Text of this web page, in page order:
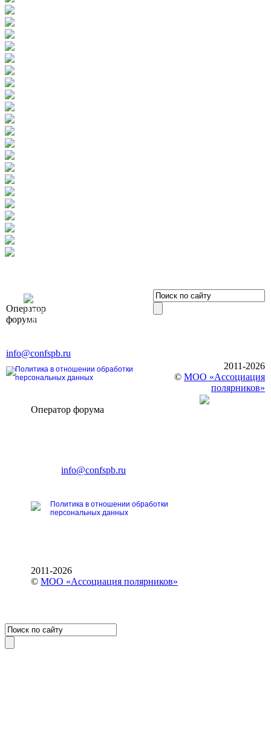
Оператор
форума
Элит»
196191, г. Санкт-Петербург,
info@confspb.ru
Политика в отношении обработки
персональных данных
2011-2026
© МОО «Ассоциация
полярников»
Оператор форума
E-mail:info@confspb.ru
Политика в отношении обработки
персональных данных
2011-2026
©МОО «Ассоциация полярников»